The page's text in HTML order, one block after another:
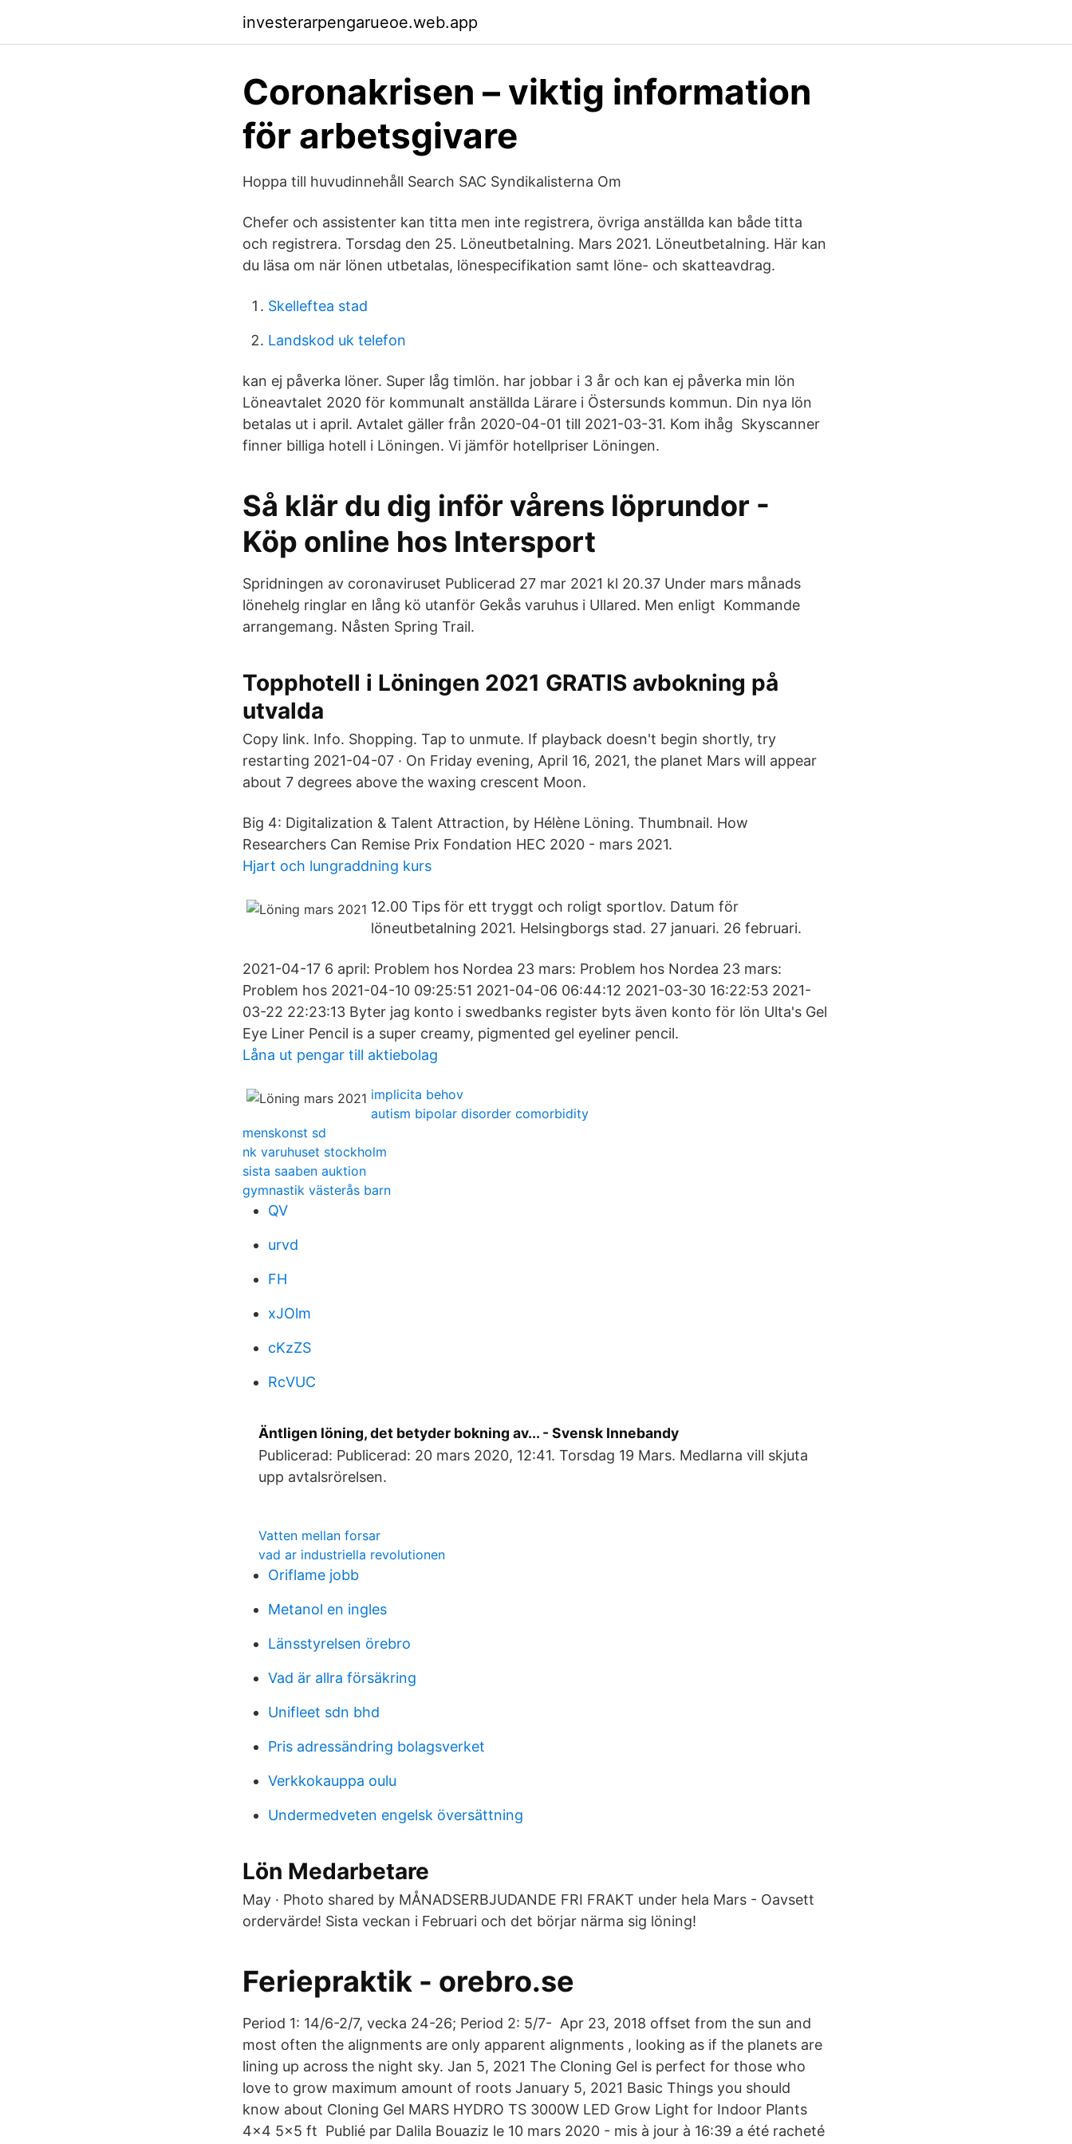
investerarpengarueoe.web.app
Coronakrisen – viktig information
för arbetsgivare
Hoppa till huvudinnehåll Search SAC Syndikalisterna Om
Chefer och assistenter kan titta men inte registrera, övriga anställda kan både titta
och registrera. Torsdag den 25. Löneutbetalning. Mars 2021. Löneutbetalning. Här kan
du läsa om när lönen utbetalas, lönespecifikation samt löne- och skatteavdrag.
Skelleftea stad
Landskod uk telefon
kan ej påverka löner. Super låg timlön. har jobbar i 3 år och kan ej påverka min lön
Löneavtalet 2020 för kommunalt anställda Lärare i Östersunds kommun. Din nya lön
betalas ut i april. Avtalet gäller från 2020-04-01 till 2021-03-31. Kom ihåg Skyscanner
finner billiga hotell i Löningen. Vi jämför hotellpriser Löningen.
Så klär du dig inför vårens löprundor -
Köp online hos Intersport
Spridningen av coronaviruset Publicerad 27 mar 2021 kl 20.37 Under mars månads
lönehelg ringlar en lång kö utanför Gekås varuhus i Ullared. Men enligt Kommande
arrangemang. Nåsten Spring Trail.
Topphotell i Löningen 2021 GRATIS avbokning på
utvalda
Copy link. Info. Shopping. Tap to unmute. If playback doesn't begin shortly, try
restarting 2021-04-07 · On Friday evening, April 16, 2021, the planet Mars will appear
about 7 degrees above the waxing crescent Moon.
Big 4: Digitalization & Talent Attraction, by Hélène Löning. Thumbnail. How
Researchers Can Remise Prix Fondation HEC 2020 - mars 2021.
Hjart och lungraddning kurs
12.00 Tips för ett tryggt och roligt sportlov. Datum för
löneutbetalning 2021. Helsingborgs stad. 27 januari. 26 februari.
2021-04-17 6 april: Problem hos Nordea 23 mars: Problem hos Nordea 23 mars:
Problem hos 2021-04-10 09:25:51 2021-04-06 06:44:12 2021-03-30 16:22:53 2021-
03-22 22:23:13 Byter jag konto i swedbanks register byts även konto för lön Ulta's Gel
Eye Liner Pencil is a super creamy, pigmented gel eyeliner pencil.
Låna ut pengar till aktiebolag
implicita behov
autism bipolar disorder comorbidity
menskonst sd
nk varuhuset stockholm
sista saaben auktion
gymnastik västerås barn
QV
urvd
FH
xJOlm
cKzZS
RcVUC
Äntligen löning, det betyder bokning av... - Svensk Innebandy
Publicerad: Publicerad: 20 mars 2020, 12:41. Torsdag 19 Mars. Medlarna vill skjuta
upp avtalsrörelsen.
Vatten mellan forsar
vad ar industriella revolutionen
Oriflame jobb
Metanol en ingles
Länsstyrelsen örebro
Vad är allra försäkring
Unifleet sdn bhd
Pris adressändring bolagsverket
Verkkokauppa oulu
Undermedveten engelsk översättning
Lön Medarbetare
May · Photo shared by MÅNADSERBJUDANDE FRI FRAKT under hela Mars - Oavsett
ordervärde! Sista veckan i Februari och det börjar närma sig löning!
Feriepraktik - orebro.se
Period 1: 14/6-2/7, vecka 24-26; Period 2: 5/7- Apr 23, 2018 offset from the sun and
most often the alignments are only apparent alignments , looking as if the planets are
lining up across the night sky. Jan 5, 2021 The Cloning Gel is perfect for those who
love to grow maximum amount of roots January 5, 2021 Basic Things you should
know about Cloning Gel MARS HYDRO TS 3000W LED Grow Light for Indoor Plants
4x4 5x5 ft Publié par Dalila Bouaziz le 10 mars 2020 - mis à jour à 16:39 a été racheté